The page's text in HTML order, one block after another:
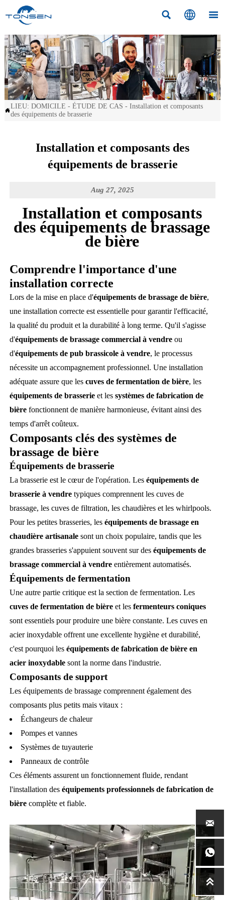
  

LIEU: DOMICILE - ÉTUDE DE CAS - Installation et composants
des équipements de brasserie
Installation et composants des
équipements de brasserie
Aug 27, 2025
Installation et composants
des équipements de brassage
de bière
Comprendre l'importance d'une
installation correcte
Lors de la mise en place d'équipements de brassage de bière,
une installation correcte est essentielle pour garantir l'efficacité,
la qualité du produit et la durabilité à long terme. Qu'il s'agisse
d'équipements de brassage commercial à vendreou
d'équipements de pub brassicole à vendre, le processus
nécessite un accompagnement professionnel. Une installation
adéquate assure que les cuves de fermentation de bière, les
équipements de brasserieet les systèmes de fabrication de
bièrefonctionnent de manière harmonieuse, évitant ainsi des
temps d'arrêt coûteux.
Composants clés des systèmes de
brassage de bière
Équipements de brasserie
La brasserie est le cœur de l'opération. Les équipements de
brasserie à vendretypiques comprennent les cuves de
brassage, les cuves de filtration, les chaudières et les whirlpools.
Pour les petites brasseries, les équipements de brassage en
chaudière artisanalesont un choix populaire, tandis que les
grandes brasseries s'appuient souvent sur des équipements de
brassage commercial à vendreentièrement automatisés.
Équipements de fermentation
Une autre partie critique est la section de fermentation. Les
cuves de fermentation de bièreet les fermenteurs coniques
sont essentiels pour produire une bière constante. Les cuves en
acier inoxydable offrent une excellente hygiène et durabilité,
c'est pourquoi les équipements de fabrication de bière en
acier inoxydablesont la norme dans l'industrie.
Composants de support
Les équipements de brassage comprennent également des
composants plus petits mais vitaux :
Échangeurs de chaleur
Pompes et vannes
Systèmes de tuyauterie
Panneaux de contrôle
Ces éléments assurent un fonctionnement fluide, rendant
l'installation des équipements professionnels de fabrication de
bièrecomplète et fiable.


